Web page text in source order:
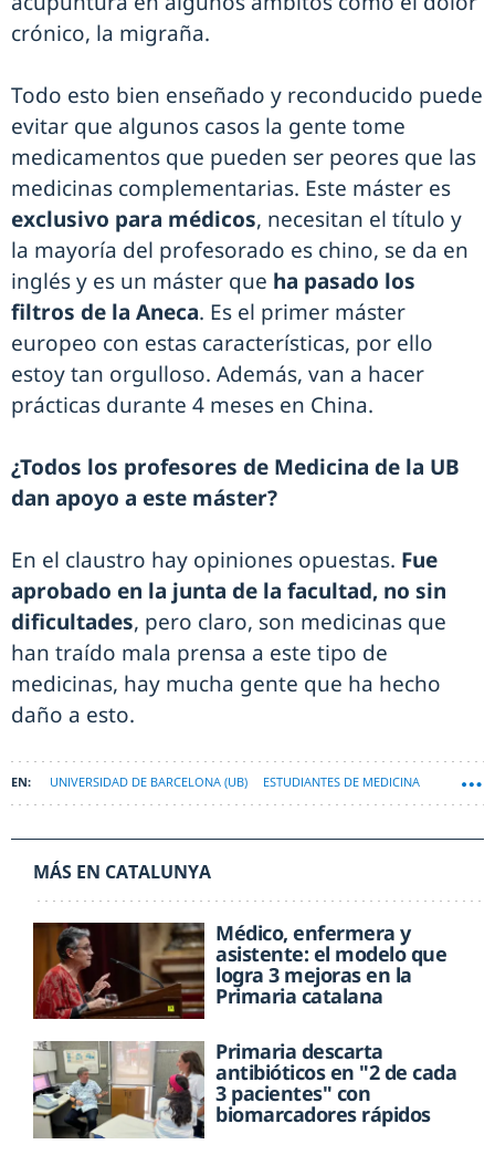
crónico, la migraña.
Todo esto bien enseñado y reconducido puede
evitar que algunos casos la gente tome
medicamentos que pueden ser peores que las
medicinas complementarias. Este máster es
exclusivo para médicos, necesitan el título y
la mayoría del profesorado es chino, se da en
inglés y es un máster que ha pasado los
filtros de la Aneca. Es el primer máster
europeo con estas características, por ello
estoy tan orgulloso. Además, van a hacer
prácticas durante 4 meses en China.
¿Todos los profesores de Medicina de la UB
dan apoyo a este máster?
En el claustro hay opiniones opuestas. Fue
aprobado en la junta de la facultad, no sin
dificultades, pero claro, son medicinas que
han traído mala prensa a este tipo de
medicinas, hay mucha gente que ha hecho
daño a esto.
UNIVERSIDAD DE BARCELONA (UB) ESTUDIANTES DE MEDICINA
MÁS EN CATALUNYA
Médico, enfermera y
asistente: el modelo que
logra 3 mejoras en la
Primaria catalana
Primaria descarta
antibióticos en "2 de cada
3 pacientes" con
biomarcadores rápidos